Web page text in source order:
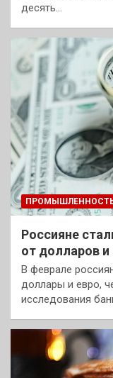
десять…
Россияне
от долларов и
В феврале
доллары и евро,
исследования